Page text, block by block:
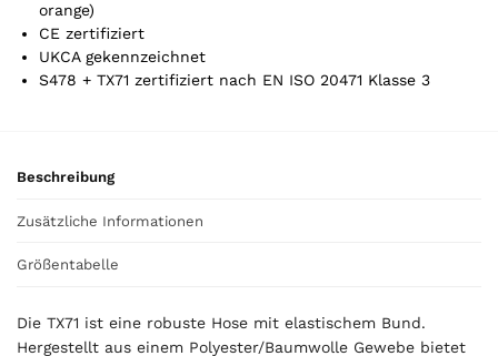
0
,
0
orange)
CE zertifiziert
UKCA gekennzeichnet
S478 + TX71 zertifiziert nach EN ISO 20471 Klasse 3
Beschreibung
Zusätzliche Informationen
Größentabelle
Die TX71 ist eine robuste Hose mit elastischem Bund.
Hergestellt aus einem Polyester/Baumwolle Gewebe bietet